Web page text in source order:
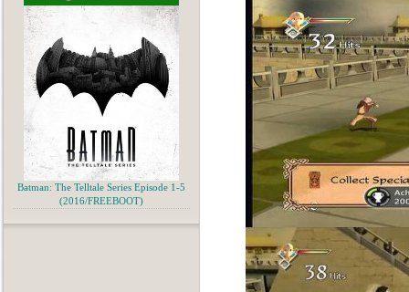
Batman: The Telltale Series Episode 1-5
(2016/FREEBOOT)